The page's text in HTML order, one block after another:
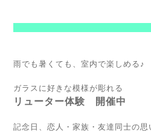
雨でも暑くても、室内で楽しめる♪
ガラスに好きな模様が彫れる
リューター体験 開催中
記念日、恋人・家族・友達同士の思